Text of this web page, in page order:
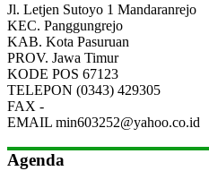
Jl. Letjen Sutoyo 1 Mandaranrejo
KEC. Panggungrejo
KAB. Kota Pasuruan
PROV. Jawa Timur
KODE POS 67123
TELEPON (0343) 429305
FAX -
EMAIL min603252@yahoo.co.id
Agenda